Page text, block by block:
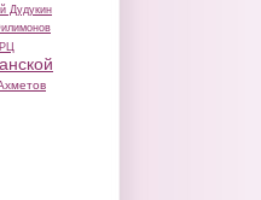
Дудукин